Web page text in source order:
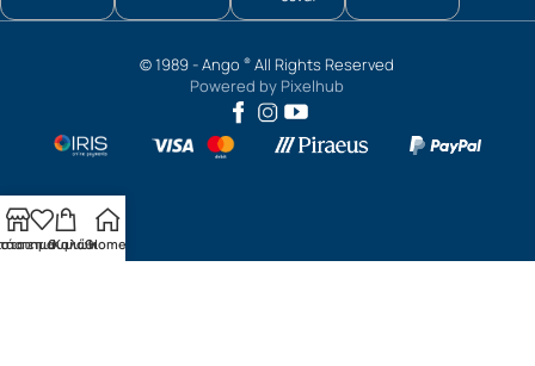
© 1989 -Ango® All Rights Reserved
Powered by Pixelhub
επιθυμιών
ΚαλάθιHome